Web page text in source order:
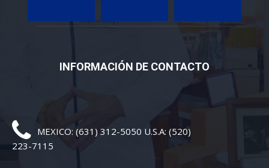
INFORMACIÓN DE CONTACTO
MEXICO: (631) 312-5050 U.S.A: (520)
223-7115